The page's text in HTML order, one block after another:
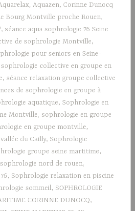
,Aquazen, Corinne Dunocq
Bourg Montville proche Rouen,
,séance aqua sophrologie 76 Seine
de sophrologie Montville,
pour seniors en Seine-
sophrologie collective en groupe en
,séance relaxation groupe collective
de sophrologie en groupe à
aquatique, Sophrologie en
Montville,sophrologie en groupe
en groupe montville,
du Cailly, Sophrologie
groupe seine martitime,
sophrologie nord de rouen,
, Sophrologie relaxation en piscine
sommeil, SOPHROLOGIE
CORINNE DUNOCQ,